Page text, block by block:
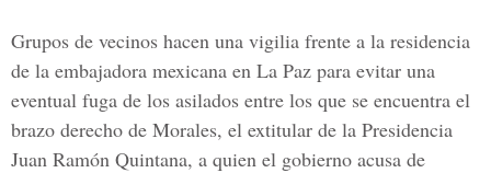
Grupos de vecinos hacen una vigilia frente a la residencia
de la embajadora mexicana en La Paz para evitar una
eventual fuga de los asilados entre los que se encuentra el
brazo derecho de Morales, el extitular de la Presidencia
Juan Ramón Quintana, a quien el gobierno acusa de